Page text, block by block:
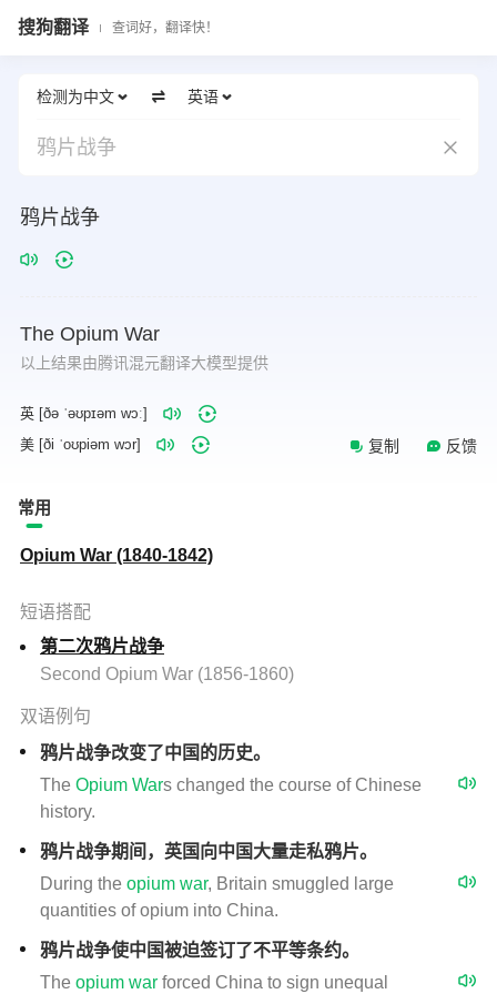
搜狗翻译 查词好，翻译快！
检测为中文 英语
鸦片战争
鸦片战争
The Opium War
以上结果由腾讯混元翻译大模型提供
英 [ðə ˈəʊpɪəm wɔː]
美 [ði ˈoʊpiəm wɔr]
复制 反馈
常用
Opium War (1840-1842)
短语搭配
第二次鸦片战争
Second Opium War (1856-1860)
双语例句
鸦片战争改变了中国的历史。
The Opium Wars changed the course of Chinese
history.
鸦片战争期间，英国向中国大量走私鸦片。
During the opium war, Britain smuggled large
quantities of opium into China.
鸦片战争使中国被迫签订了不平等条约。
The opium war forced China to sign unequal